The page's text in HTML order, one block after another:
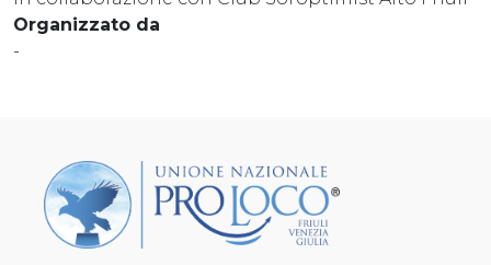
Organizzato da
-